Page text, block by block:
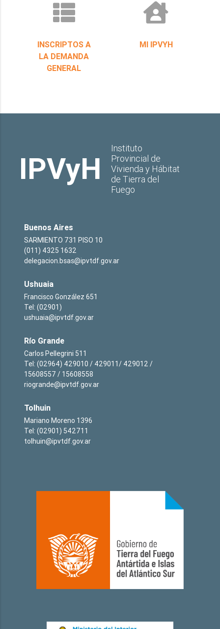
INSCRIPTOS A
LA DEMANDA
GENERAL
MI IPVYH
IPVyH
Instituto
Provincial de
Vivienda y Hábitat
de Tierra del
Fuego
Buenos Aires
SARMIENTO 731 PISO 10
(011) 4325 1632
delegacion.bsas@ipvtdf.gov.ar
Ushuaia
Francisco González 651
Tel: (02901)
ushuaia@ipvtdf.gov.ar
Río Grande
Carlos Pellegrini 511
Tel: (02964) 429010 / 429011/ 429012 /
15608557 / 15608558
riogrande@ipvtdf.gov.ar
Tolhuin
Mariano Moreno 1396
Tel: (02901) 542711
tolhuin@ipvtdf.gov.ar